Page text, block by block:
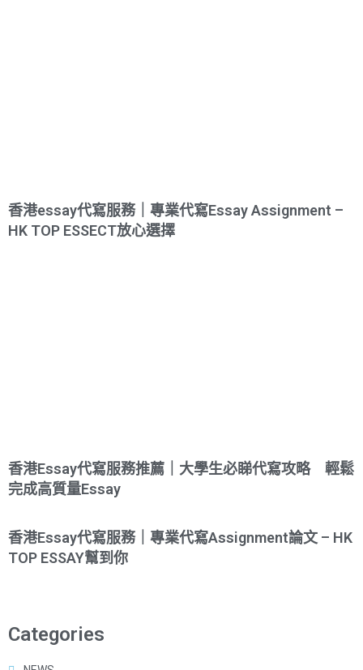
香港essay代寫服務｜專業代寫Essay Assignment –
HK TOP ESSECT放心選擇
香港Essay代寫服務推薦｜大學生必睇代寫攻略 輕鬆
完成高質量Essay
香港Essay代寫服務｜專業代寫Assignment論文 – HK
TOP ESSAY幫到你
Categories